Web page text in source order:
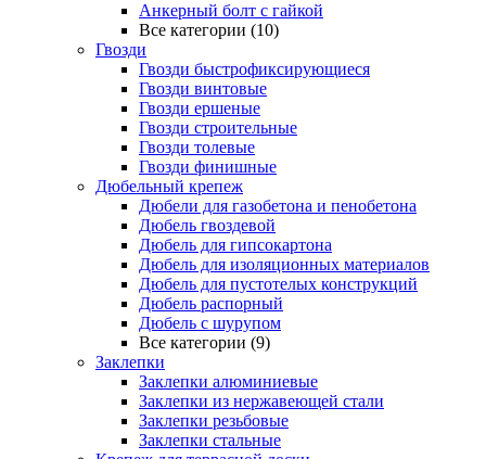
Анкерный болт с гайкой
Все категории (10)
Гвозди
Гвозди быстрофиксирующиеся
Гвозди винтовые
Гвозди ершеные
Гвозди строительные
Гвозди толевые
Гвозди финишные
Дюбельный крепеж
Дюбели для газобетона и пенобетона
Дюбель гвоздевой
Дюбель для гипсокартона
Дюбель для изоляционных материалов
Дюбель для пустотелых конструкций
Дюбель распорный
Дюбель с шурупом
Все категории (9)
Заклепки
Заклепки алюминиевые
Заклепки из нержавеющей стали
Заклепки резьбовые
Заклепки стальные